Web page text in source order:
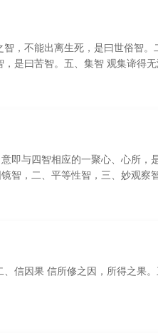
，不能出离生死，是曰世俗智
是曰苦智。五、集智 观集谛得
即与四智相应的一聚心、心所，
智，二、平等性智，三、妙观
信因果 信所修之因，所得之果